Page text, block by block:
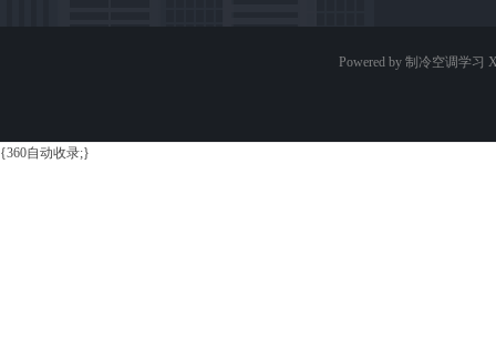
Powered by 制冷空调学习
{360自动收录;}